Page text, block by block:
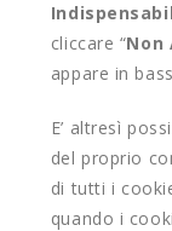
cliccare “Non
appare in
E’ altresì
del proprio
di tutti i
quando i